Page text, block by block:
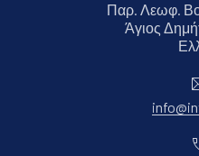
Παρ. Λεωφ.
Άγιος